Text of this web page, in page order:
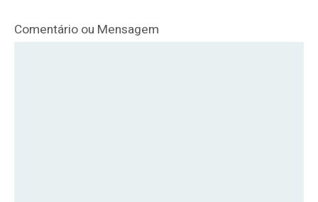
Comentário ou Mensagem